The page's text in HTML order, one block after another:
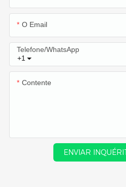
O Email
+1
Telefone/WhatsApp
Contente
ENVIAR